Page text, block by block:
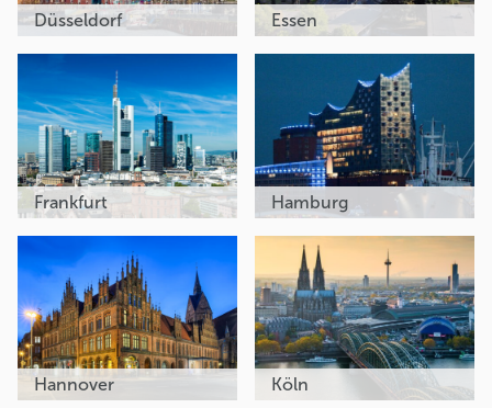
Düsseldorf Essen
Frankfurt Hamburg
Hannover Köln